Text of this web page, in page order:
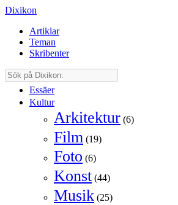
Dixikon
Artiklar
Teman
Skribenter
Essäer
Kultur
Arkitektur (6)
Film (19)
Foto (6)
Konst (44)
Musik (25)